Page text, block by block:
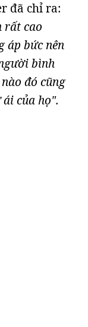
đã chỉ ra:
rất cao
áp bức nên
bình
đó cũng
của họ".